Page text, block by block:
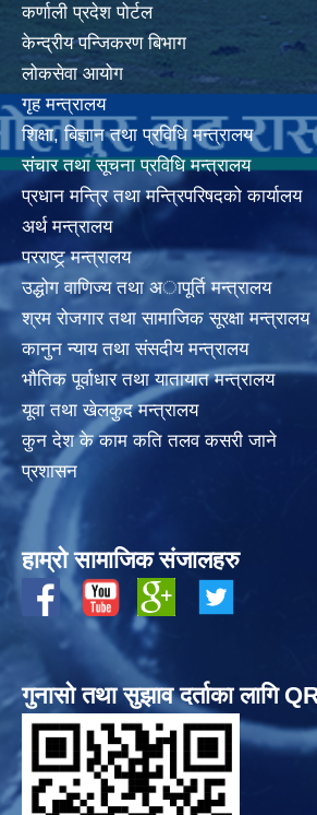
कर्णाली प्रदेश पोर्टल
केन्द्रीय पन्जिकरण बिभाग
लोकसेवा आयोग
गृह मन्त्रालय
शिक्षा, बिज्ञान तथा प्रविधि मन्त्रालय
संचार तथा सूचना प्रविधि मन्त्रालय
प्रधान मन्त्रि तथा मन्त्रिपरिषदको कार्यालय
अर्थ मन्त्रालय
परराष्ट्र् मन्त्रालय
उद्धोग वाणिज्य तथा अापूर्ति मन्त्रालय
श्रम रोजगार तथा सामाजिक सूरक्षा मन्त्रालय
कानुन न्याय तथा संसदीय मन्त्रालय
भाैतिक पूर्वाधार तथा यातायात मन्त्रालय
यूवा तथा खेलकुद मन्त्रालय
कुन देश के काम कति तलव कसरी जाने
प्रशासन
हाम्रो सामाजिक संजालहरु
गुनासो तथा सुझाव दर्ताका लागि